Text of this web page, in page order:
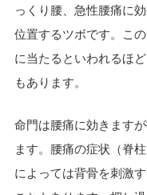
っくり腰、急性腰痛に
位置するツボです。こ
に当たるといわれるほ
もあります。
命門は腰痛に効きます
ます。腰痛の症状（脊
によっては背骨を刺激